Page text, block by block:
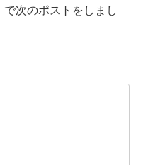
次のポストをしまし